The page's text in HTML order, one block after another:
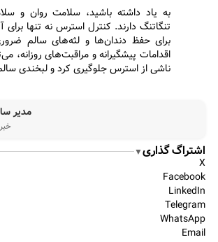
به یاد داشته باشید، سلامت روان و
تنگاتنگ دارند. کنترل استرس نه تنها
برای حفظ دندان‌ها و لثه‌های سالم
اقدامات پیشگیرانه و مراقبت‌های روزانه،
ناشی از استرس جلوگیری کرد و لبخندی
مدیر
اشتراگ گذاری▼
X
Facebook
LinkedIn
Telegram
WhatsApp
Email